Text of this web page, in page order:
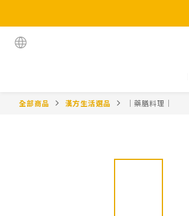
全部商品 漢方生活選品 ｜藥膳料理｜